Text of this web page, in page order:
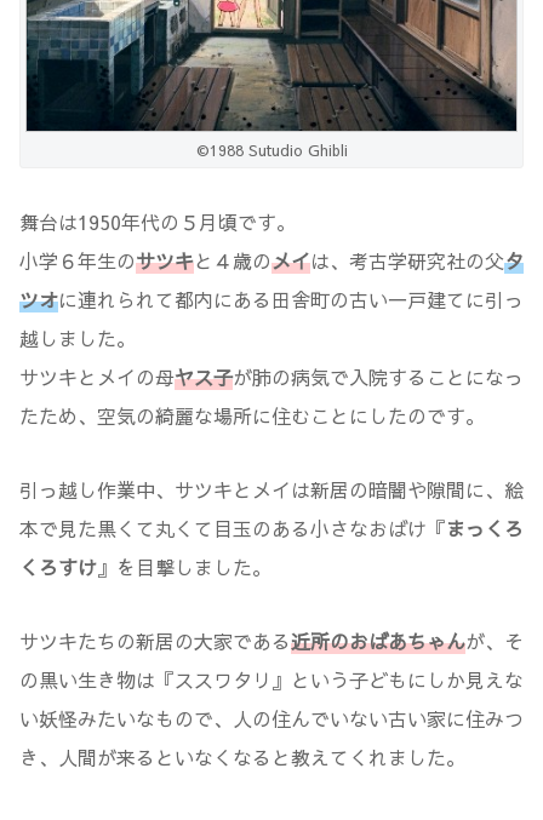
©1988 Sutudio Ghibli
舞台は1950年代の５月頃です。
小学６年生のサツキと４歳のメイは、考古学研究社の父タ
ツオに連れられて都内にある田舎町の古い一戸建てに引っ
越しました。
サツキとメイの母ヤス子が肺の病気で入院することになっ
たため、空気の綺麗な場所に住むことにしたのです。
引っ越し作業中、サツキとメイは新居の暗闇や隙間に、絵
本で見た黒くて丸くて目玉のある小さなおばけ『まっくろ
くろすけ 』を目撃しました。
サツキたちの新居の大家である近所のおばあちゃんが、そ
の黒い生き物は『ススワタリ』という子どもにしか見えな
い妖怪みたいなもので、人の住んでいない古い家に住みつ
き、人間が来るといなくなると教えてくれました。